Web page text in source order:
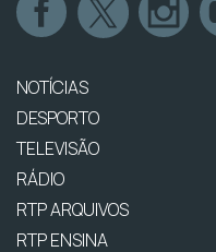
NOTÍCIAS
DESPORTO
TELEVISÃO
RÁDIO
RTP ARQUIVOS
RTP ENSINA